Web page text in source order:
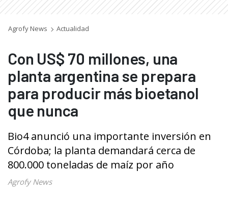
Agrofy News Actualidad
Con US$ 70 millones, una
planta argentina se prepara
para producir más bioetanol
que nunca
Bio4 anunció una importante inversión en
Córdoba; la planta demandará cerca de
800.000 toneladas de maíz por año
Agrofy News